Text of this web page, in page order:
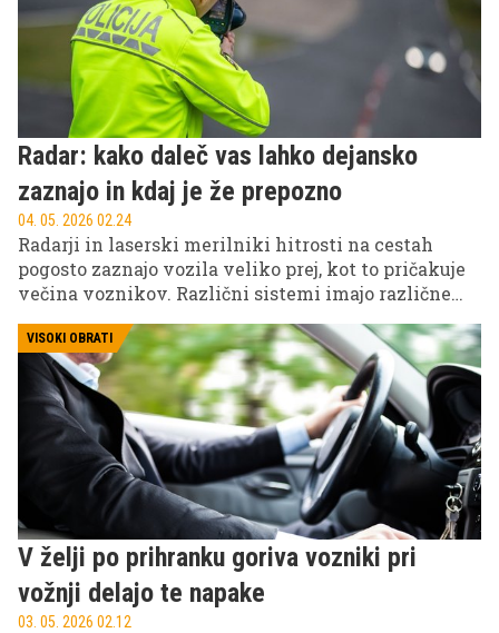
Radar: kako daleč vas lahko dejansko
zaznajo in kdaj je že prepozno
04. 05. 2026 02.24
Radarji in laserski merilniki hitrosti na cestah
pogosto zaznajo vozila veliko prej, kot to pričakuje
večina voznikov. Različni sistemi imajo različne
domete, kar pomeni, da je zaviranje ob njihovi
vidljivosti pogosto prepozno in neučinkovito.
Razumevanje njihovega delovanja je ključno za
varnejšo vožnjo.
VISOKI OBRATI
V želji po prihranku goriva vozniki pri
vožnji delajo te napake
03. 05. 2026 02.12